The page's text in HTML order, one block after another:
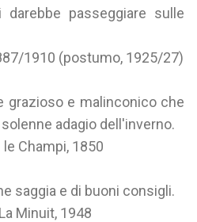
passeggiare sulle
1910 (postumo, 1925/27)
grazioso e malinconico che
adagio dell'inverno.
le Champi, 1850
saggia e di buoni consigli.
Minuit, 1948